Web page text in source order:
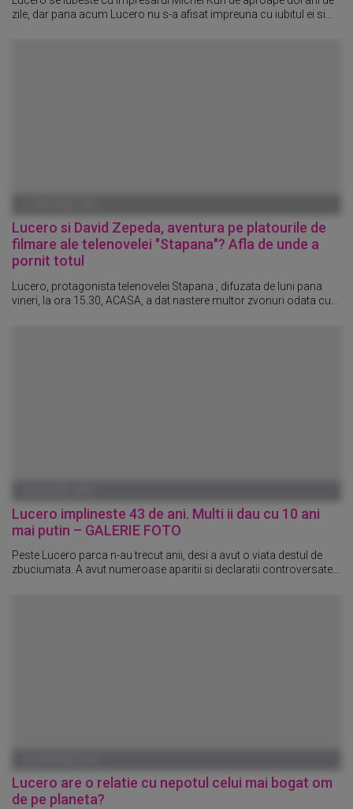
zile, dar pana acum Lucero nu s-a afisat impreuna cu iubitul ei si...
Lucero si David Zepeda, aventura pe platourile de
filmare ale telenovelei "Stapana"? Afla de unde a
pornit totul
Lucero, protagonista telenovelei Stapana , difuzata de luni pana
vineri, la ora 15.30, ACASA, a dat nastere multor zvonuri odata cu...
Lucero implineste 43 de ani. Multi ii dau cu 10 ani
mai putin – GALERIE FOTO
Peste Lucero parca n-au trecut anii, desi a avut o viata destul de
zbuciumata. A avut numeroase aparitii si declaratii controversate...
Lucero are o relatie cu nepotul celui mai bogat om
de pe planeta?